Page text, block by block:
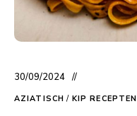
30/09/2024
AZIATISCH / KIP RECEPTEN